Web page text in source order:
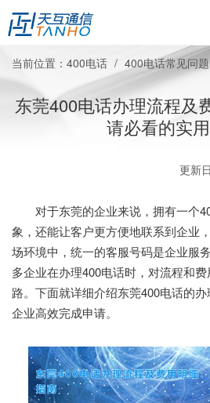
当前位置： 400电话 400电话常见问题
东莞400电话办理流程及
请必看的实
更新
对于东莞的企业来说，拥有一个
象，还能让客户更方便地联系到企业
场环境中，统一的客服号码是企业服
多企业在办理400电话时，对流程和
路。下面就详细介绍东莞400电话的
企业高效完成申请。